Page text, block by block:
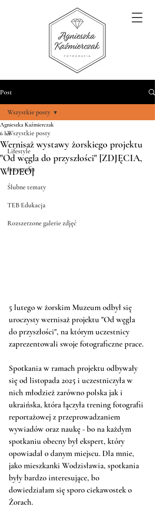
Post
Wszystkie posty
Lifestyle
Fotografia
Ślubne tematy
TEB Edukacja
Rozszerzone galerie zdjęć
Wszystkie posty
Wernisaż wystawy żorskiego projektu
"Od węgla do przyszłości" [ZDJĘCIA,
WIDEO]
Agnieszka Kaźmierczak
6 lut
5 lutego w żorskim Muzeum odbył się
uroczysty wernisaż projektu "Od węgla
do przyszłości", na którym uczestnicy
zaprezentowali swoje fotograficzne prace.
Spotkania w ramach projektu odbywały
się od listopada 2025 i uczestniczyła w
nich młodzież zarówno polska jak i
ukraińska, która łączyła trening fotografii
reportażowej z przeprowadzaniem
wywiadów oraz naukę - bo na każdym
spotkaniu obecny był ekspert, który
opowiadał o danym miejscu. Dla mnie,
jako mieszkanki Wodzisławia, spotkania
były bardzo interesujące, bo
dowiedziałam się sporo ciekawostek o
Żorach.